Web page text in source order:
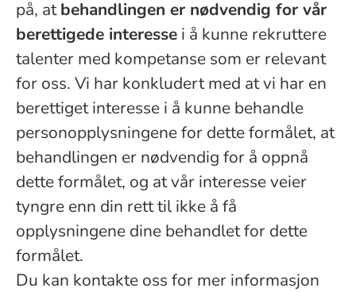
på, atbehandlingen er nødvendig for vår
berettigede interesse i å kunne rekruttere
talenter med kompetanse som er relevant
for oss. Vi har konkludert med at vi har en
berettiget interesse i å kunne behandle
personopplysningene for dette formålet, at
behandlingen er nødvendig for å oppnå
dette formålet, og at vår interesse veier
tyngre enn din rett til ikke å få
opplysningene dine behandlet for dette
formålet.
Du kan kontakte oss for mer informasjon